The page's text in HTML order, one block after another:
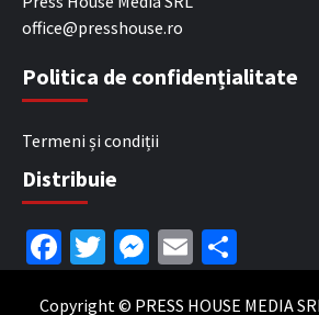
office@presshouse.ro
Politica de confidențialitate
Termeni și condiții
Distribuie
Facebook
Twitter
Messenger
Email
Copyright © PRESS HOUSE MEDIA